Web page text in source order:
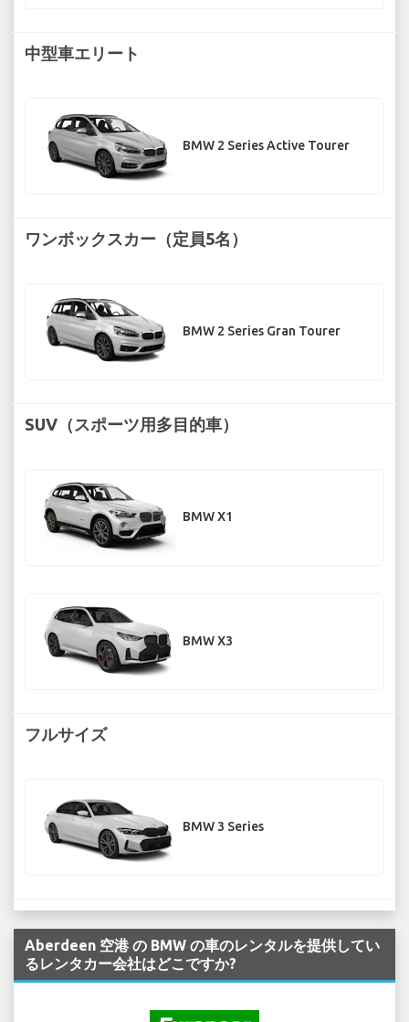
中型車エリート
BMW 2 Series Active Tourer
ワンボックスカー（定員5名）
BMW 2 Series Gran Tourer
SUV（スポーツ用多目的車）
BMW X1
BMW X3
フルサイズ
BMW 3 Series
Aberdeen 空港 の BMW の車のレンタルを提供してい
るレンタカー会社はどこですか?